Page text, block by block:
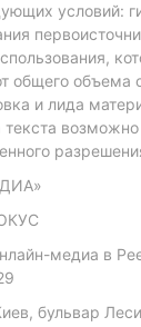
условий:
общего объема
и лида
медиа в
бульвар